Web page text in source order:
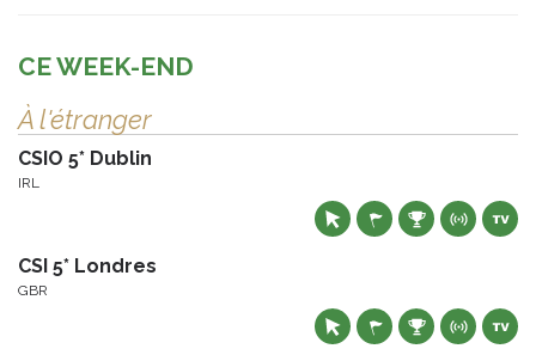
CE WEEK-END
À l'étranger
CSIO 5* Dublin
IRL
CSI 5* Londres
GBR